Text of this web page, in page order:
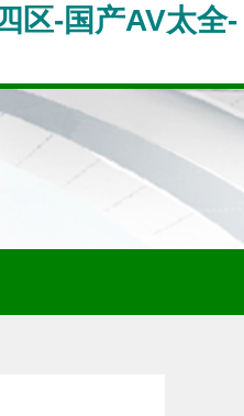
区-国产AV太全-